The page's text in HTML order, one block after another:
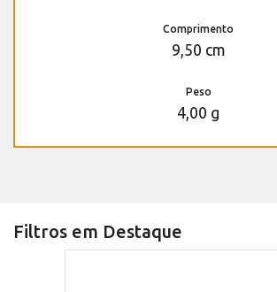
Comprimento
9,50 cm
Peso
4,00 g
Filtros em Destaque